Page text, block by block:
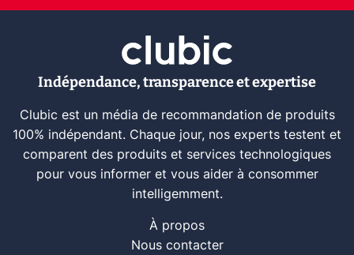
Indépendance, transparence et expertise
Clubic est un média de recommandation de produits
100% indépendant. Chaque jour, nos experts testent et
comparent des produits et services technologiques
pour vous informer et vous aider à consommer
intelligemment.
À propos
Nous contacter